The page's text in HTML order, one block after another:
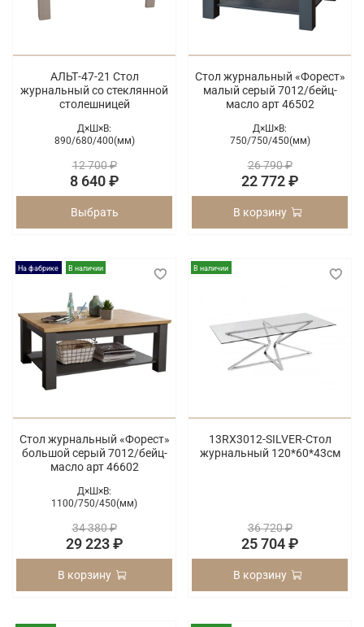
АЛЬТ-47-21 Стол
журнальный со стеклянной
столешницей
Д×Ш×В:
890/680/400(мм)
12 700 ₽
8 640 ₽
Выбрать
Стол журнальный «Форест»
малый серый 7012/бейц-
масло арт 46502
Д×Ш×В:
750/750/450(мм)
26 790 ₽
22 772 ₽
В корзину
На фабрике В наличии
Стол журнальный «Форест»
большой серый 7012/бейц-
масло арт 46602
Д×Ш×В:
1100/750/450(мм)
34 380 ₽
29 223 ₽
В корзину
В наличии
13RX3012-SILVER-Стол
журнальный 120*60*43см
36 720 ₽
25 704 ₽
В корзину